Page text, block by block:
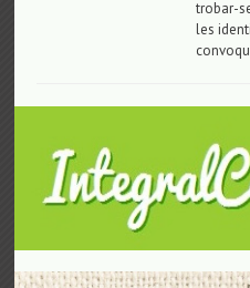
trobar-
les